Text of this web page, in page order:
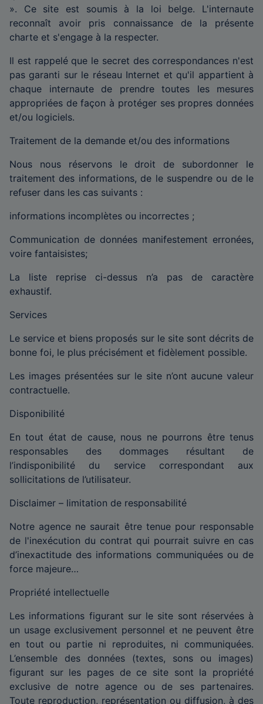
». Ce site est soumis à la loi belge. L'internaute
reconnaît avoir pris connaissance de la présente
charte et s'engage à la respecter.
Il est rappelé que le secret des correspondances n'est
pas garanti sur le réseau Internet et qu'il appartient à
chaque internaute de prendre toutes les mesures
appropriées de façon à protéger ses propres données
et/ou logiciels.
Traitement de la demande et/ou des informations
Nous nous réservons le droit de subordonner le
traitement des informations, de le suspendre ou de le
refuser dans les cas suivants :
informations incomplètes ou incorrectes ;
Communication de données manifestement erronées,
voire fantaisistes;
La liste reprise ci-dessus n’a pas de caractère
exhaustif.
Services
Le service et biens proposés sur le site sont décrits de
bonne foi, le plus précisément et fidèlement possible.
Les images présentées sur le site n’ont aucune valeur
contractuelle.
Disponibilité
En tout état de cause, nous ne pourrons être tenus
responsables des dommages résultant de
l’indisponibilité du service correspondant aux
sollicitations de l’utilisateur.
Disclaimer – limitation de responsabilité
Notre agence ne saurait être tenue pour responsable
de l'inexécution du contrat qui pourrait suivre en cas
d’inexactitude des informations communiquées ou de
force majeure…
Propriété intellectuelle
Les informations figurant sur le site sont réservées à
un usage exclusivement personnel et ne peuvent être
en tout ou partie ni reproduites, ni communiquées.
L’ensemble des données (textes, sons ou images)
figurant sur les pages de ce site sont la propriété
exclusive de notre agence ou de ses partenaires.
Toute reproduction, représentation ou diffusion, à des